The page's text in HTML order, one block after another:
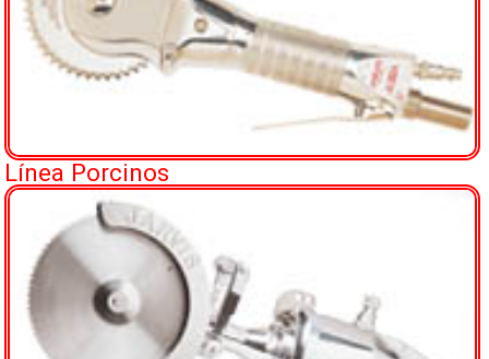
Distribuidores
Fotos
Contacto
Línea Porcinos